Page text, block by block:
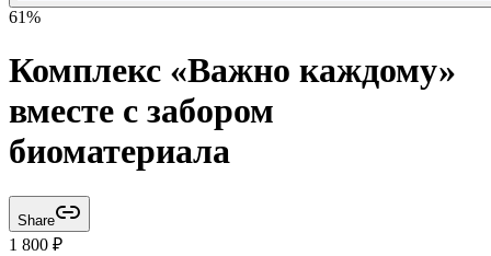
61%
Комплекс «Важно каждому»
вместе с забором
биоматериала
Share
1 800 ₽